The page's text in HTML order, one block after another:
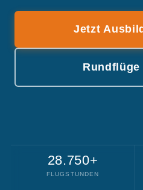
Jetzt
Rundflüge
28.750+
FLUGSTUNDEN